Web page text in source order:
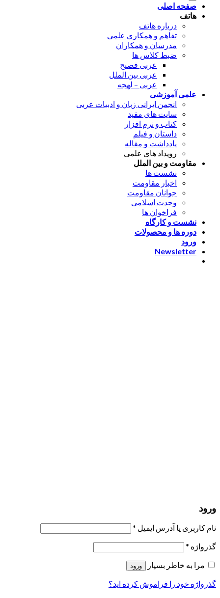
صفحه اصلی
هاتف
درباره هاتف
تفاهم و همکاری علمی
مدرسان و همکاران
ضبط کلاس ها
عربی فصیح
عربی بین الملل
عربی – لهجه
علمی آموزشی
انجمن ایرانی زبان و ادبیات عربی
سایت های مفید
کتاب و نرم افزار
داستان و فیلم
یادداشت و مقاله
رویداد های علمی
مقاومت و بین الملل
نشست ها
اخبار مقاومت
جوانان مقاومت
وحدت اسلامی
فراخوان ها
نشست و کارگاه
دوره ها و محصولات
ورود
Newsletter
ورود
نام کاربری یا آدرس ایمیل *
گذرواژه *
مرا به خاطر بسپار
ورود
گذرواژه خود را فراموش کرده اید؟